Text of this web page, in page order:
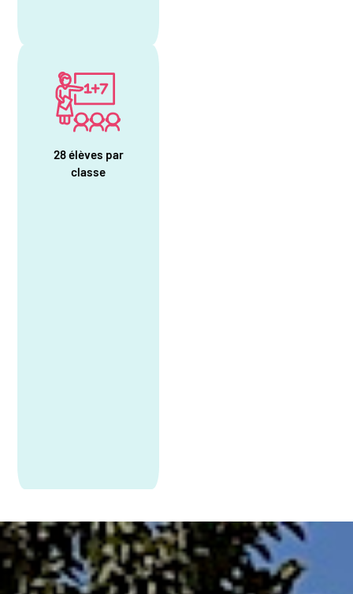
28 élèves par
classe